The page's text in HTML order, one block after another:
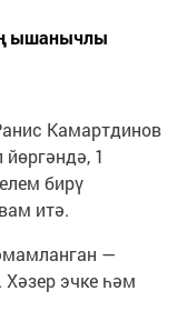
ышанычлы
Камартдинов
1
бирү
итә.
—
эчке һәм